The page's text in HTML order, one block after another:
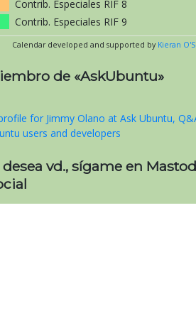
Contrib. Especiales RIF 8
Contrib. Especiales RIF 9
Calendar developed and supported by Kieran
de «AskUbuntu»
desea vd., sígame en